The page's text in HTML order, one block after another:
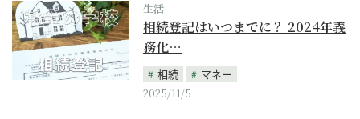
生活
相続登記はいつまでに？ 2024年義
務化…
相続
マネー
2025/11/5